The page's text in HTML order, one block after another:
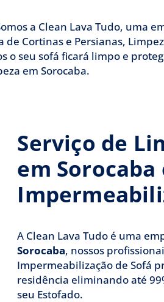
a Clean Lava Tudo, uma
Cortinas e Persianas,
o seu sofá ficará limpo e
em Sorocaba.
Serviço de
em Sorocaba
A Clean Lava Tudo é uma
Sorocaba, nossos
Impermeabilização de Sofá
residência eliminando até
seu Estofado.